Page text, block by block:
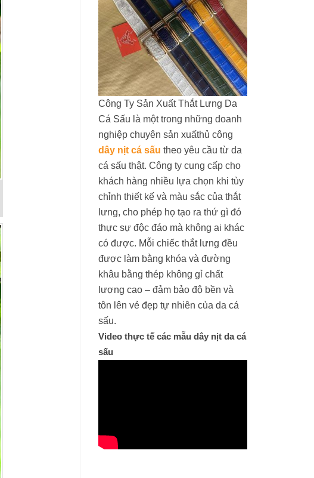
Công Ty Sản Xuất Thắt Lưng Da
Cá Sấu là một trong những doanh
nghiệp chuyên sản xuấthủ công
dây nịt cá sấu theo yêu cầu từ da
cá sấu thật. Công ty cung cấp cho
khách hàng nhiều lựa chọn khi tùy
chỉnh thiết kế và màu sắc của thắt
lưng, cho phép họ tạo ra thứ gì đó
thực sự độc đáo mà không ai khác
có được. Mỗi chiếc thắt lưng đều
được làm bằng khóa và đường
khâu bằng thép không gỉ chất
lượng cao – đảm bảo độ bền và
tôn lên vẻ đẹp tự nhiên của da cá
sấu.
Video thực tế các mẫu dây nịt da cá
sấu